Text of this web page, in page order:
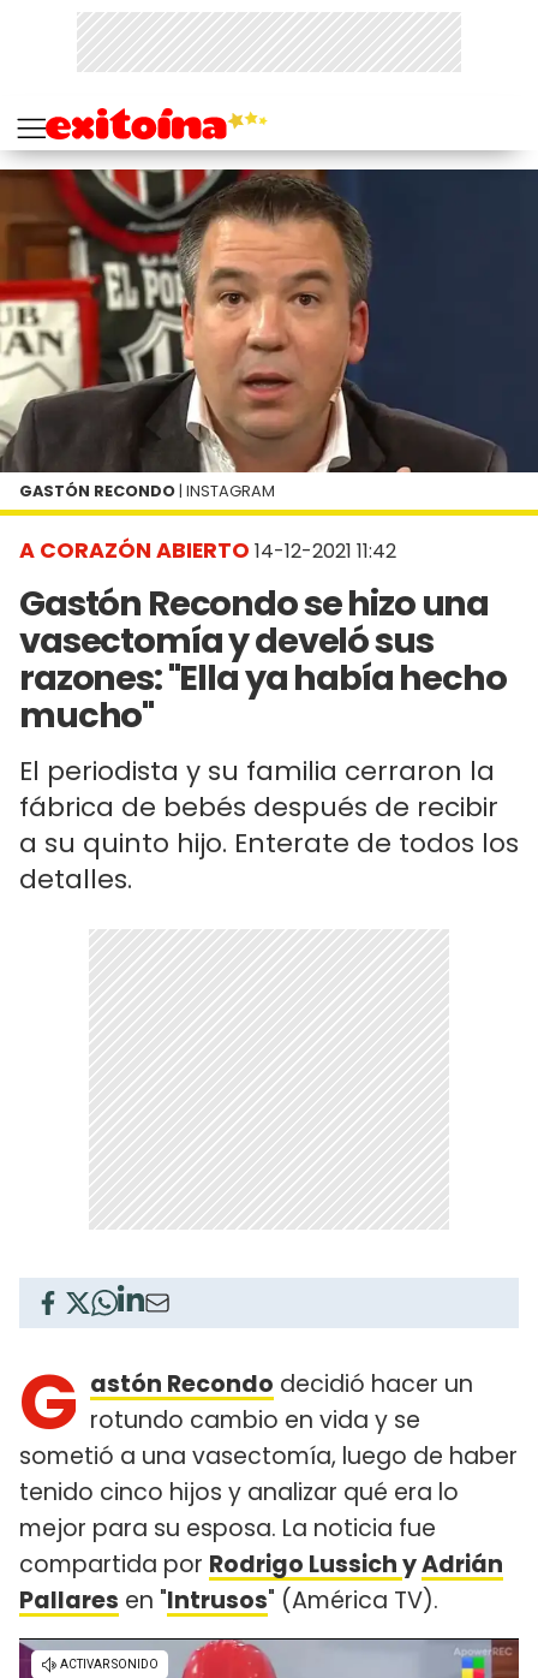
A CORAZÓN ABIERTO 14-12-2021 11:42
Gastón Recondo se hizo una
vasectomía y develó sus
razones: "Ella ya había hecho
mucho"
El periodista y su familia cerraron la
fábrica de bebés después de recibir
a su quinto hijo. Enterate de todos los
detalles.
GASTÓN RECONDO | INSTAGRAM
G astón Recondo decidió hacer un
rotundo cambio en vida y se
sometió a una vasectomía, luego de haber
tenido cinco hijos y analizar qué era lo
mejor para su esposa. La noticia fue
compartida por Rodrigo LussichyAdrián
Pallares en "Intrusos" (América TV).